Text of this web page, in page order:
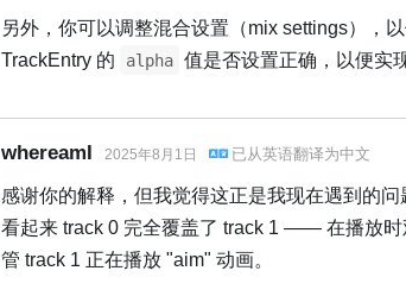
另外，你可以调整混合设置（mix settings），
TrackEntry 的
alpha 值是否设置正确，以便实
whereamI 2025年8月1日 已从英语翻译为中文
感谢你的解释，但我觉得这正是我现在遇到的问
看起来 track 0 完全覆盖了 track 1 —— 在播放
管 track 1 正在播放 "aim" 动画。